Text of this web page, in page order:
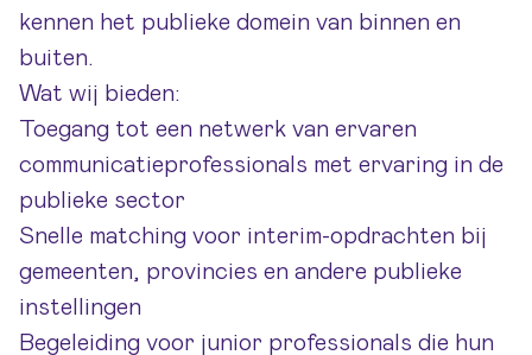
kennen het publieke domein van binnen en
buiten.
Wat wij bieden:
Toegang tot een netwerk van ervaren
communicatieprofessionals met ervaring in de
publieke sector
Snelle matching voor interim-opdrachten bij
gemeenten, provincies en andere publieke
instellingen
Begeleiding voor junior professionals die hun